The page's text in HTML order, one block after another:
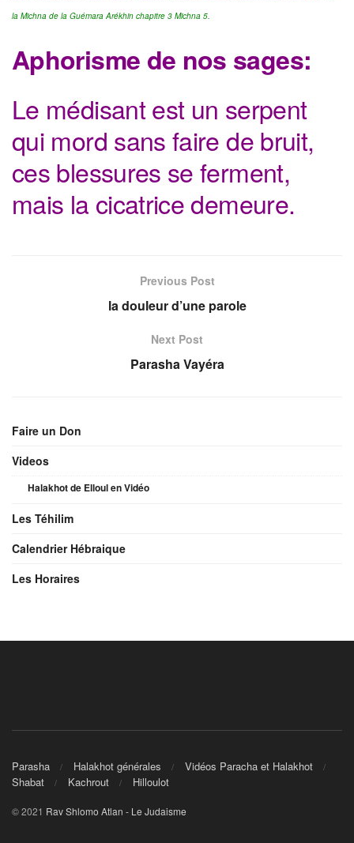
la Michna de la Guémara Arékhin chapitre 3 Michna 5.
Aphorisme de nos sages:
Le médisant est un serpent
qui mord sans faire de bruit,
ces blessures seferment,
mais la cicatrice demeure.
Previous Post
la douleur d’une parole
Next Post
Parasha Vayéra
Faire un Don
Videos
Halakhot de Elloul en Vidéo
Les Téhilim
Calendrier Hébraique
Les Horaires
Parasha Halakhot générales
Vidéos Paracha et Halakhot
Shabat
Kachrout Hilloulot
© 2021 Rav Shlomo Atlan - Le Judaisme